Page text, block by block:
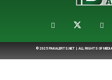
© 2025 PAKALERTS.NET| ALL RIGHTS OF